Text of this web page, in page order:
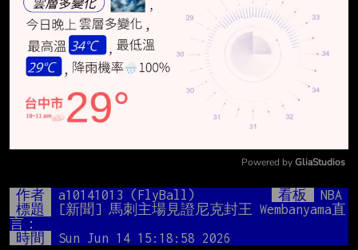
Mute
Powered by GliaStudios
作者 a10141013 (FlyBall) 看板
NBA
標題
[新聞] 馬刺主場見證尼克封王 Wembanyama直
言：
時間
Sun Jun 14 15:18:58 2026